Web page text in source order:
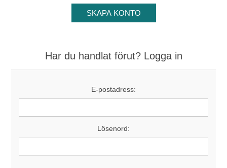
Har du handlat förut? Logga in
E-postadress:
Lösenord: